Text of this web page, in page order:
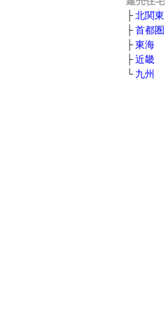
北関東
首都圏
東海
近畿
九州